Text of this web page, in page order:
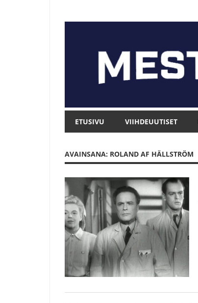
Mesta.net
ETUSIVU VIIHDEUUTISET
AVAINSANA: ROLAND AF HÄLLSTRÖM